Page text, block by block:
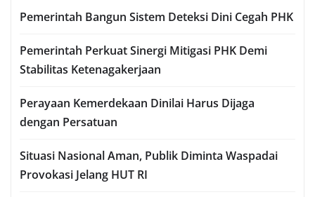
Pemerintah Bangun Sistem Deteksi Dini Cegah PHK
Pemerintah Perkuat Sinergi Mitigasi PHK Demi
Stabilitas Ketenagakerjaan
Perayaan Kemerdekaan Dinilai Harus Dijaga
dengan Persatuan
Situasi Nasional Aman, Publik Diminta Waspadai
Provokasi Jelang HUT RI